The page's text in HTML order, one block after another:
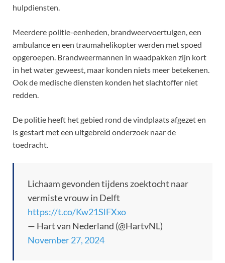
hulpdiensten.
Meerdere politie-eenheden, brandweervoertuigen, een
ambulance en een traumahelikopter werden met spoed
opgeroepen. Brandweermannen in waadpakken zijn kort
in het water geweest, maar konden niets meer betekenen.
Ook de medische diensten konden het slachtoffer niet
redden.
De politie heeft het gebied rond de vindplaats afgezet en
is gestart met een uitgebreid onderzoek naar de
toedracht.
Lichaam gevonden tijdens zoektocht naar
vermiste vrouw in Delft
https://t.co/Kw21SlFXxo
— Hart van Nederland (@HartvNL)
November 27, 2024